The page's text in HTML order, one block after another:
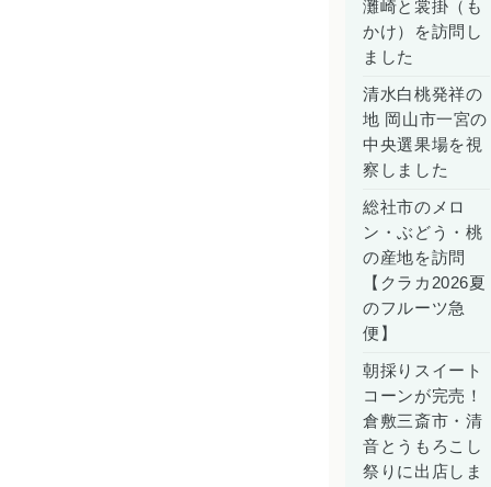
灘崎と裳掛（も
かけ）を訪問し
ました
清水白桃発祥の
地 岡山市一宮の
中央選果場を視
察しました
総社市のメロ
ン・ぶどう・桃
の産地を訪問
【クラカ2026夏
のフルーツ急
便】
朝採りスイート
コーンが完売！
倉敷三斎市・清
音とうもろこし
祭りに出店しま